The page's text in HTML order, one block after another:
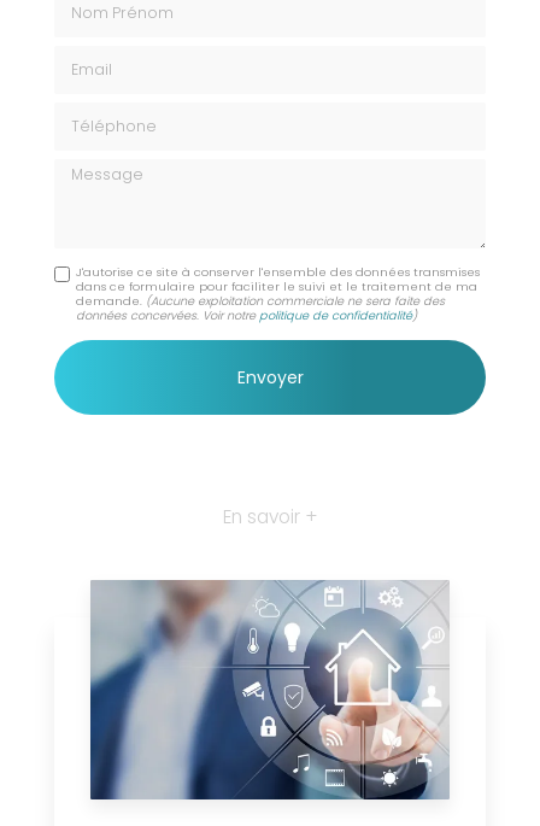
Message
J'autorise ce site à conserver l'ensemble des données transmises
dans ce formulaire pour faciliter le suivi et le traitement de ma
demande. (Aucune exploitation commerciale ne sera faite des
données concervées. Voir notrepolitique de confidentialité)
En savoir +